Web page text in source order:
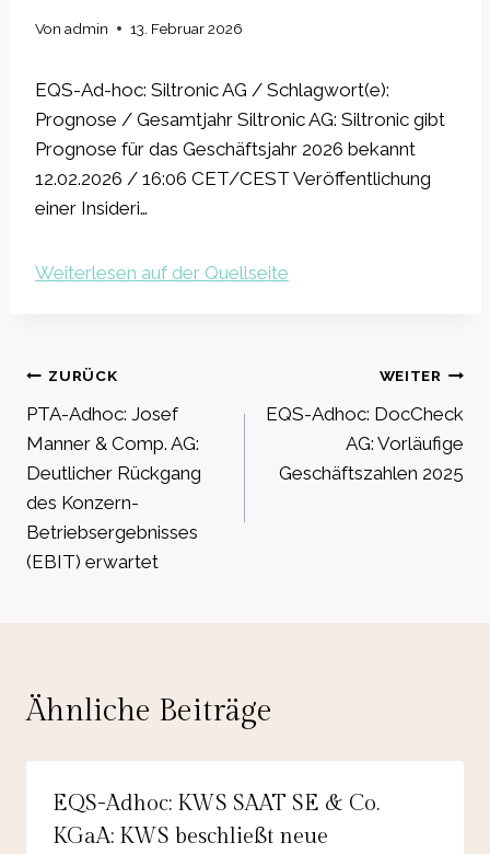
Von admin 13. Februar 2026
EQS-Ad-hoc: Siltronic AG / Schlagwort(e):
Prognose / Gesamtjahr Siltronic AG: Siltronic gibt
Prognose für das Geschäftsjahr 2026 bekannt
12.02.2026 / 16:06 CET/CEST Veröffentlichung
einer Insideri…
Weiterlesen auf der Quellseite
Beitragsnavigation
ZURÜCK
PTA-Adhoc: Josef
Manner & Comp. AG:
Deutlicher Rückgang
des Konzern-
Betriebsergebnisses
(EBIT) erwartet
WEITER
EQS-Adhoc: DocCheck
AG: Vorläufige
Geschäftszahlen 2025
Ähnliche Beiträge
EQS-Adhoc: KWS SAAT SE & Co.
KGaA: KWS beschließt neue